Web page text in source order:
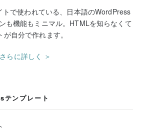
で使われている、日本語のWordPress
も機能もミニマル。HTMLを知らなくて
自分で作れます。
らに詳しく ＞
ンプレート